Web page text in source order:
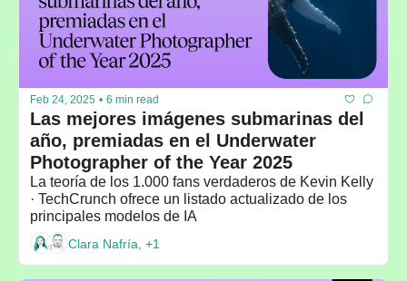
Feb 24, 2025 • 6 min read
Las mejores imágenes submarinas del
año, premiadas en el Underwater
Photographer of the Year 2025
La teoría de los 1.000 fans verdaderos de Kevin Kelly
· TechCrunch ofrece un listado actualizado de los
principales modelos de IA
Clara Nafría, +1